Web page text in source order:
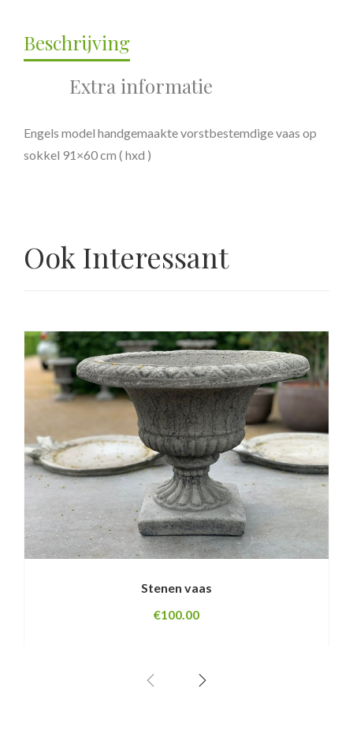
Beschrijving
Extra informatie
Engels model handgemaakte vorstbestemdige vaas op
sokkel 91×60 cm ( hxd )
Ook Interessant
Stenen vaas
€100.00